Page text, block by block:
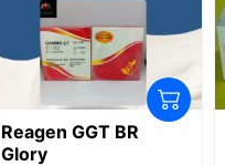
Reagen GGT BR
Glory